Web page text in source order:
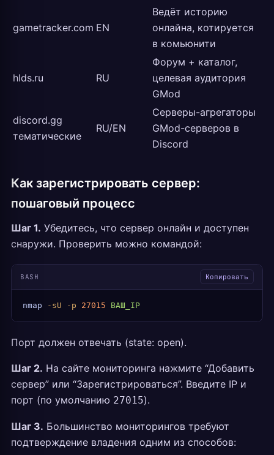
gametracker.com EN
Ведёт историю
онлайна, котируется
в комьюнити
hlds.ru RU
Форум + каталог,
целевая аудитория
GMod
discord.gg
тематические
RU/EN
Серверы-агрегаторы
GMod-серверов в
Discord
Как зарегистрировать сервер:
пошаговый процесс
Шаг 1. Убедитесь, что сервер онлайн и доступен
снаружи. Проверить можно командой:
BASH Копировать
nmap -sU -p 27015 ВАШ_IP
Порт должен отвечать (state: open).
Шаг 2. На сайте мониторинга нажмите “Добавить
сервер” или “Зарегистрироваться”. Введите IP и
порт (по умолчанию 27015).
Шаг 3. Большинство мониторингов требуют
подтверждение владения одним из способов: